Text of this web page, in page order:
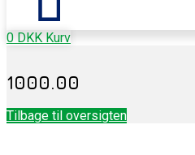
0 DKK Kurv
1000.00
Tilbage til oversigten